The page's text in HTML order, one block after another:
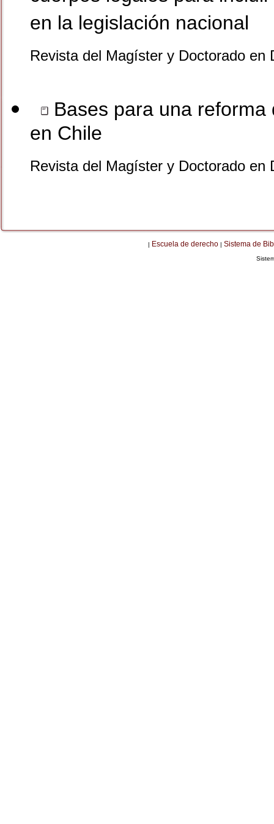
en la legislación nacional
Revista del Magíster y Doctorado en
Bases para una
en Chile
Revista del Magíster y Doctorado en
| Escuela de derecho | Sistema de